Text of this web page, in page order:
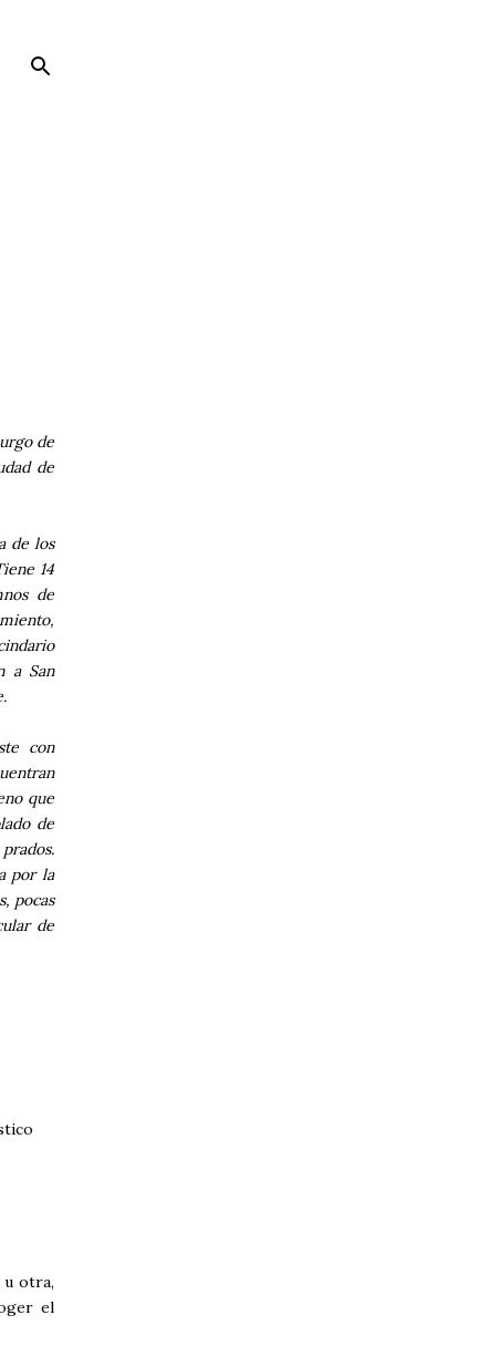
de
de
de los
14
de
a San
con
que
de
por la
pocas
de
u otra,
el